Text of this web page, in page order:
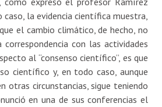
la evidencia científica muestra,
el cambio climático, de hecho, no
con las actividades
al “consenso científico”, es que
científico y, en todo caso, aunque
otras circunstancias, sigue teniendo
en una de sus conferencias el